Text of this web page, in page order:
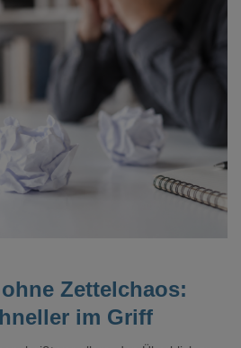
Loading...
Zettelchaos:
im Griff